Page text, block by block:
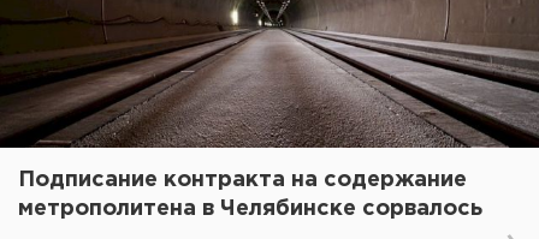
Подписание контракта на содержание
метрополитена в Челябинске сорвалось